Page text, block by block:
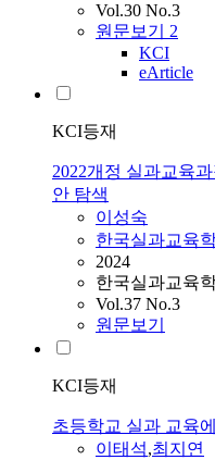
Vol.30 No.3
원문보기 2
KCI
eArticle
KCI등재
2022개정 실과교육
안 탐색
이성숙
한국실과교육
2024
한국실과교육
Vol.37 No.3
원문보기
KCI등재
초등학교 실과 교육
이태석,최지연